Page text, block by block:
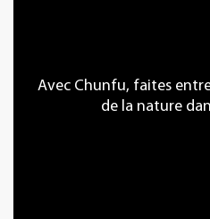
Avec Chunfu, faites
de la nature